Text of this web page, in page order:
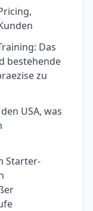
Das
bestehende
zu
USA, was
Starter-